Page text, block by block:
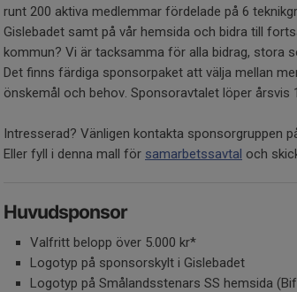
runt 200 aktiva medlemmar fördelade på 6
Gislebadet samt på vår hemsida och bidra till
kommun? Vi är tacksamma för alla bidrag, stora
Det finns färdiga sponsorpaket att välja mellan
önskemål och behov. Sponsoravtalet löper årsvis
Intresserad? Vänligen kontakta sponsorgruppen
Eller fyll i denna mall för samarbetssavtal och
Huvudsponsor
Valfritt belopp över 5.000 kr*
Logotyp på sponsorskylt i Gislebadet
Logotyp på Smålandsstenars SS hemsida